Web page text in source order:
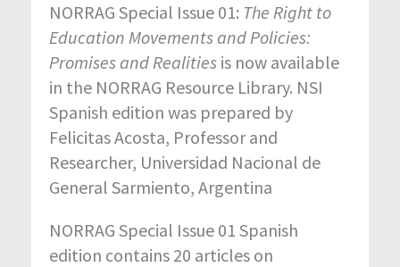
NORRAG Special Issue 01: The Right to
Education Movements and Policies:
Promises and Realities is now available
in the NORRAG Resource Library. NSI
Spanish edition was prepared by
Felicitas Acosta, Professor and
Researcher, Universidad Nacional de
General Sarmiento, Argentina
NORRAG Special Issue 01 Spanish
edition contains 20 articles on